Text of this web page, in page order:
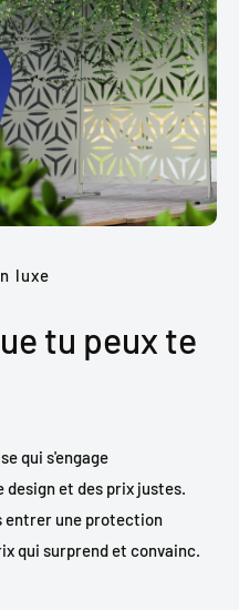
luxe
tu peux te
qui s'engage
design et des prix justes.
entrer une protection
qui surprend et convainc.